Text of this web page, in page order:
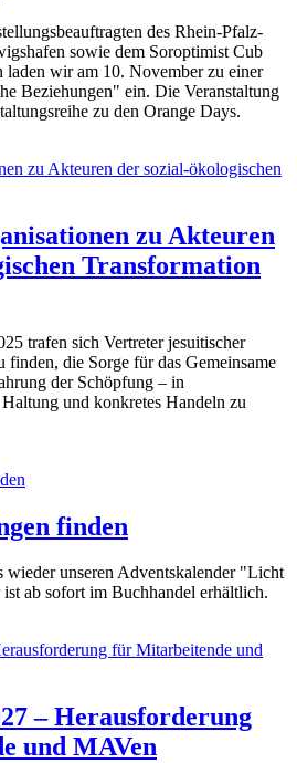
des Rhein-Pfalz-
sowie dem Soroptimist Cub
wir am 10. November zu einer
Beziehungen" ein. Die Veranstaltung
zu den Orange Days.
zu Akteuren
Transformation
trafen sich Vertreter jesuitischer
finden, die Sorge für das Gemeinsame
der Schöpfung – in
und konkretes Handeln zu
finden
wieder unseren Adventskalender "Licht
ab sofort im Buchhandel erhältlich.
– Herausforderung
und MAVen